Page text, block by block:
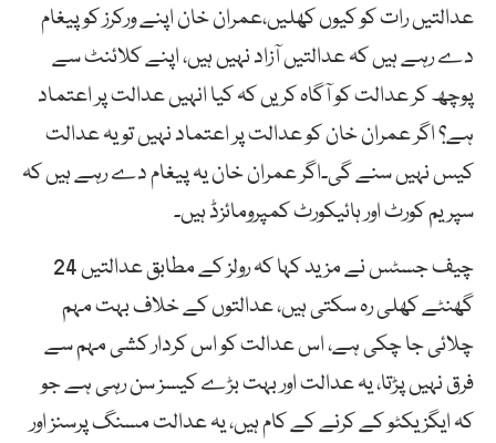
عدالتیں رات کو کیوں کھلیں،عمران خان اپنے ورکرز کو پیغام
دے رہے ہیں کہ عدالتیں آزاد نہیں ہیں، اپنے کلائنٹ سے
پوچھ کر عدالت کو آگاہ کریں کہ کیا انہیں عدالت پر اعتماد
ہے؟ اگر عمران خان کو عدالت پر اعتماد نہیں تو یہ عدالت
کیس نہیں سنے گی۔اگر عمران خان یہ پیغام دے رہے ہیں کہ
سپریم کورٹ اور ہائیکورٹ کمپرومائزڈ ہیں۔
چیف جسٹس نے مزید کہا کہ رولز کے مطابق عدالتیں 24
گھنٹے کھلی رہ سکتی ہیں، عدالتوں کے خلاف بہت مہم
چلائی جا چکی ہے، اس عدالت کو اس کردار کشی مہم سے
فرق نہیں پڑتا، یہ عدالت اور بہت بڑے کیسز سن رہی ہے جو
کہ ایگزیکٹو کے کرنے کے کام ہیں، یہ عدالت مسنگ پرسنز اور